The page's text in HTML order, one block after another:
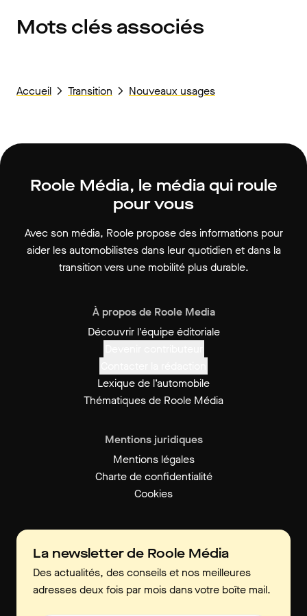
Mots clés associés
Accueil Transition Nouveaux usages
Roole Média, le média qui roule
pour vous
Avec son média, Roole propose des informations pour
aider les automobilistes dans leur quotidien et dans la
transition vers une mobilité plus durable.
À propos de Roole Media
Découvrir l'équipe éditoriale
Lexique de l’automobile
Thématiques de Roole Média
Mentions juridiques
Mentions légales
Charte de confidentialité
Cookies
La newsletter de Roole Média
Des actualités, des conseils et nos meilleures
adresses deux fois par mois dans votre boîte mail.